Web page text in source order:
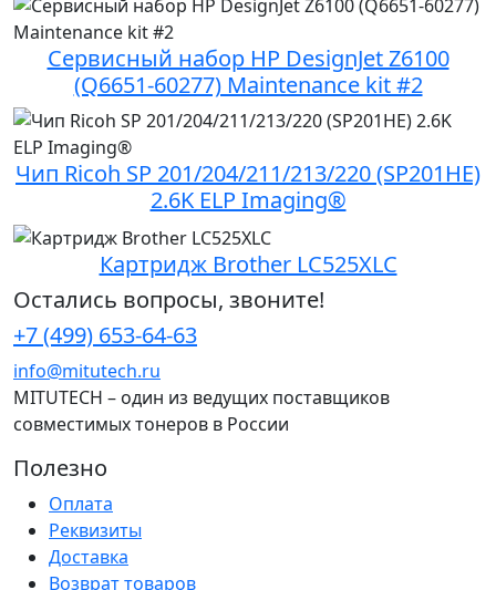
Сервисный набор HP DesignJet Z6100
(Q6651-60277) Maintenance kit #2
Чип Ricoh SP 201/204/211/213/220 (SP201HE)
2.6K ELP Imaging®
Картридж Brother LC525XLC
Остались вопросы, звоните!
+7 (499) 653-64-63
info@mitutech.ru
MITUTECH – один из ведущих поставщиков
совместимых тонеров в России
Полезно
Оплата
Реквизиты
Доставка
Возврат товаров